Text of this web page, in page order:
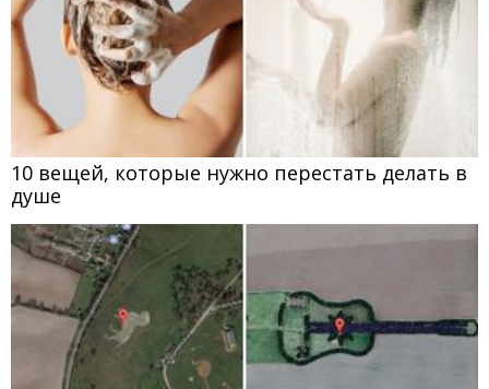
10 вещей, которые нужно перестать делать в
душе